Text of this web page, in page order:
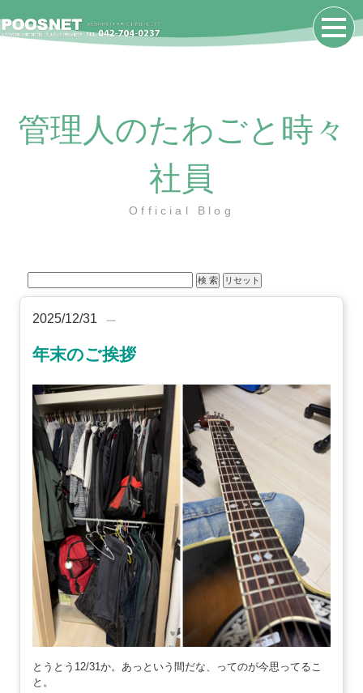
管理人のたわごと時々
社員
Official Blog
2025/12/31
年末のご挨拶
とうとう12/31か。あっという間だな、ってのが今思ってるこ
と。